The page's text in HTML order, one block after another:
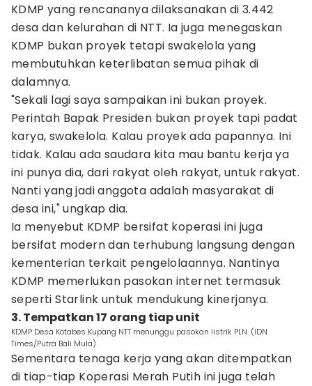
KDMP yang rencananya dilaksanakan di 3.442
desa dan kelurahan di NTT. Ia juga menegaskan
KDMP bukan proyek tetapi swakelola yang
membutuhkan keterlibatan semua pihak di
dalamnya.
"Sekali lagi saya sampaikan ini bukan proyek.
Perintah Bapak Presiden bukan proyek tapi padat
karya, swakelola. Kalau proyek ada papannya. Ini
tidak. Kalau ada saudara kita mau bantu kerja ya
ini punya dia, dari rakyat oleh rakyat, untuk rakyat.
Nanti yang jadi anggota adalah masyarakat di
desa ini," ungkap dia.
Ia menyebut KDMP bersifat koperasi ini juga
bersifat modern dan terhubung langsung dengan
kementerian terkait pengelolaannya. Nantinya
KDMP memerlukan pasokan internet termasuk
seperti Starlink untuk mendukung kinerjanya.
3. Tempatkan 17 orang tiap unit
KDMP Desa Kotabes Kupang NTT menunggu pasokan listrik PLN. (IDN
Times/Putra Bali Mula)
Sementara tenaga kerja yang akan ditempatkan
di tiap-tiap Koperasi Merah Putih ini juga telah